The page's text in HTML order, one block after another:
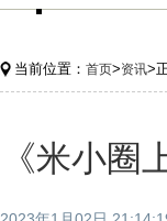
当前位置： 首页>资讯>
《米小